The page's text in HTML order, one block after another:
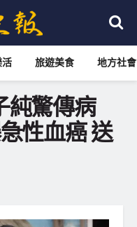
旅遊美食 地方社會
純驚傳病
性血癌 送